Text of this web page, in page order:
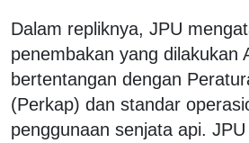
Dalam repliknya, JPU
penembakan yang dilakukan
bertentangan dengan
(Perkap) dan standar
penggunaan senjata api.